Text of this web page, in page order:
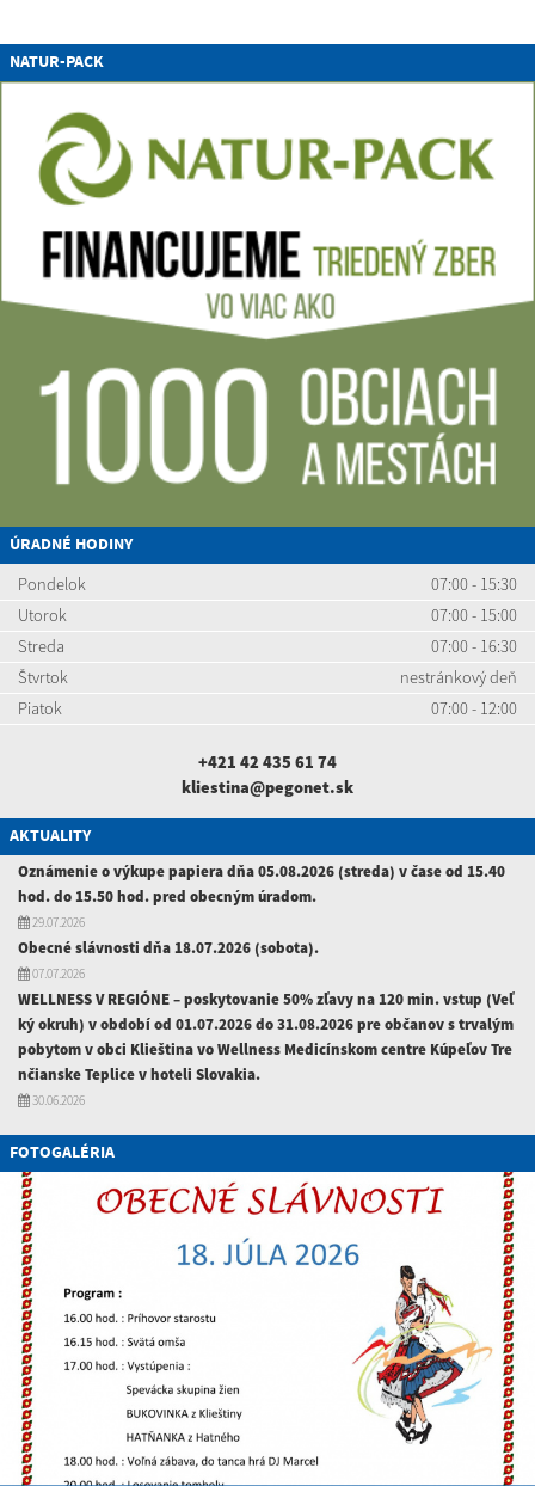
NATUR-PACK
ÚRADNÉ HODINY
Pondelok
07:00 - 15:30
Utorok
07:00 - 15:00
Streda
07:00 - 16:30
Štvrtok
nestránkový deň
Piatok
07:00 - 12:00
+421 42 435 61 74
kliestina@pegonet.sk
AKTUALITY
Oznámenie o výkupe papiera dňa 05.08.2026 (streda) v čase od 15.40
hod. do 15.50 hod. pred obecným úradom.
29.07.2026
Obecné slávnosti dňa 18.07.2026 (sobota).
07.07.2026
WELLNESS V REGIÓNE – poskytovanie 50% zľavy na 120 min. vstup (Veľ
ký okruh) v období od 01.07.2026 do 31.08.2026 pre občanov s trvalým
pobytom v obci Klieština vo Wellness Medicínskom centre Kúpeľov Tre
nčianske Teplice v hoteli Slovakia.
30.06.2026
FOTOGALÉRIA